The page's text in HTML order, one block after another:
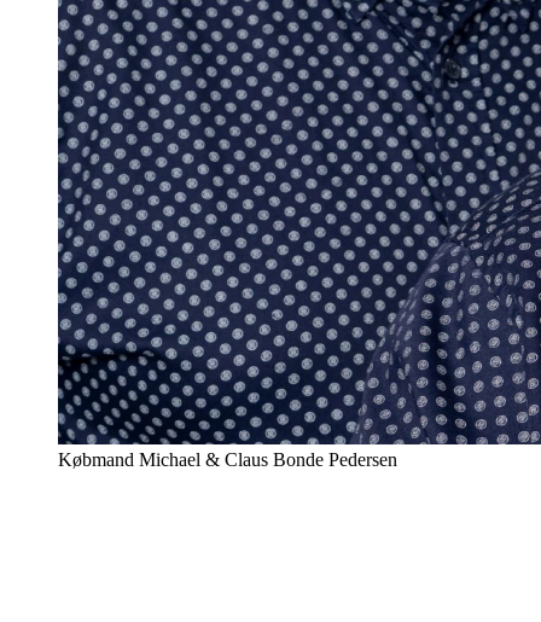
Købmand Michael & Claus Bonde Pedersen